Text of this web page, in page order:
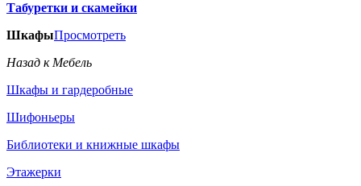
Табуретки и скамейки
ШкафыПросмотреть
Назад к Мебель
Шкафы и гардеробные
Шифоньеры
Библиотеки и книжные шкафы
Этажерки